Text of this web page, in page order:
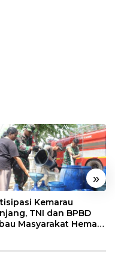
»
Kemarau
TNI dan BPBD
Masyarakat Hemat